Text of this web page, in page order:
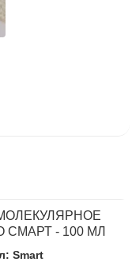
СМАРТ - 100 МЛ
Smart